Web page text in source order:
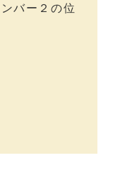
バー２の位